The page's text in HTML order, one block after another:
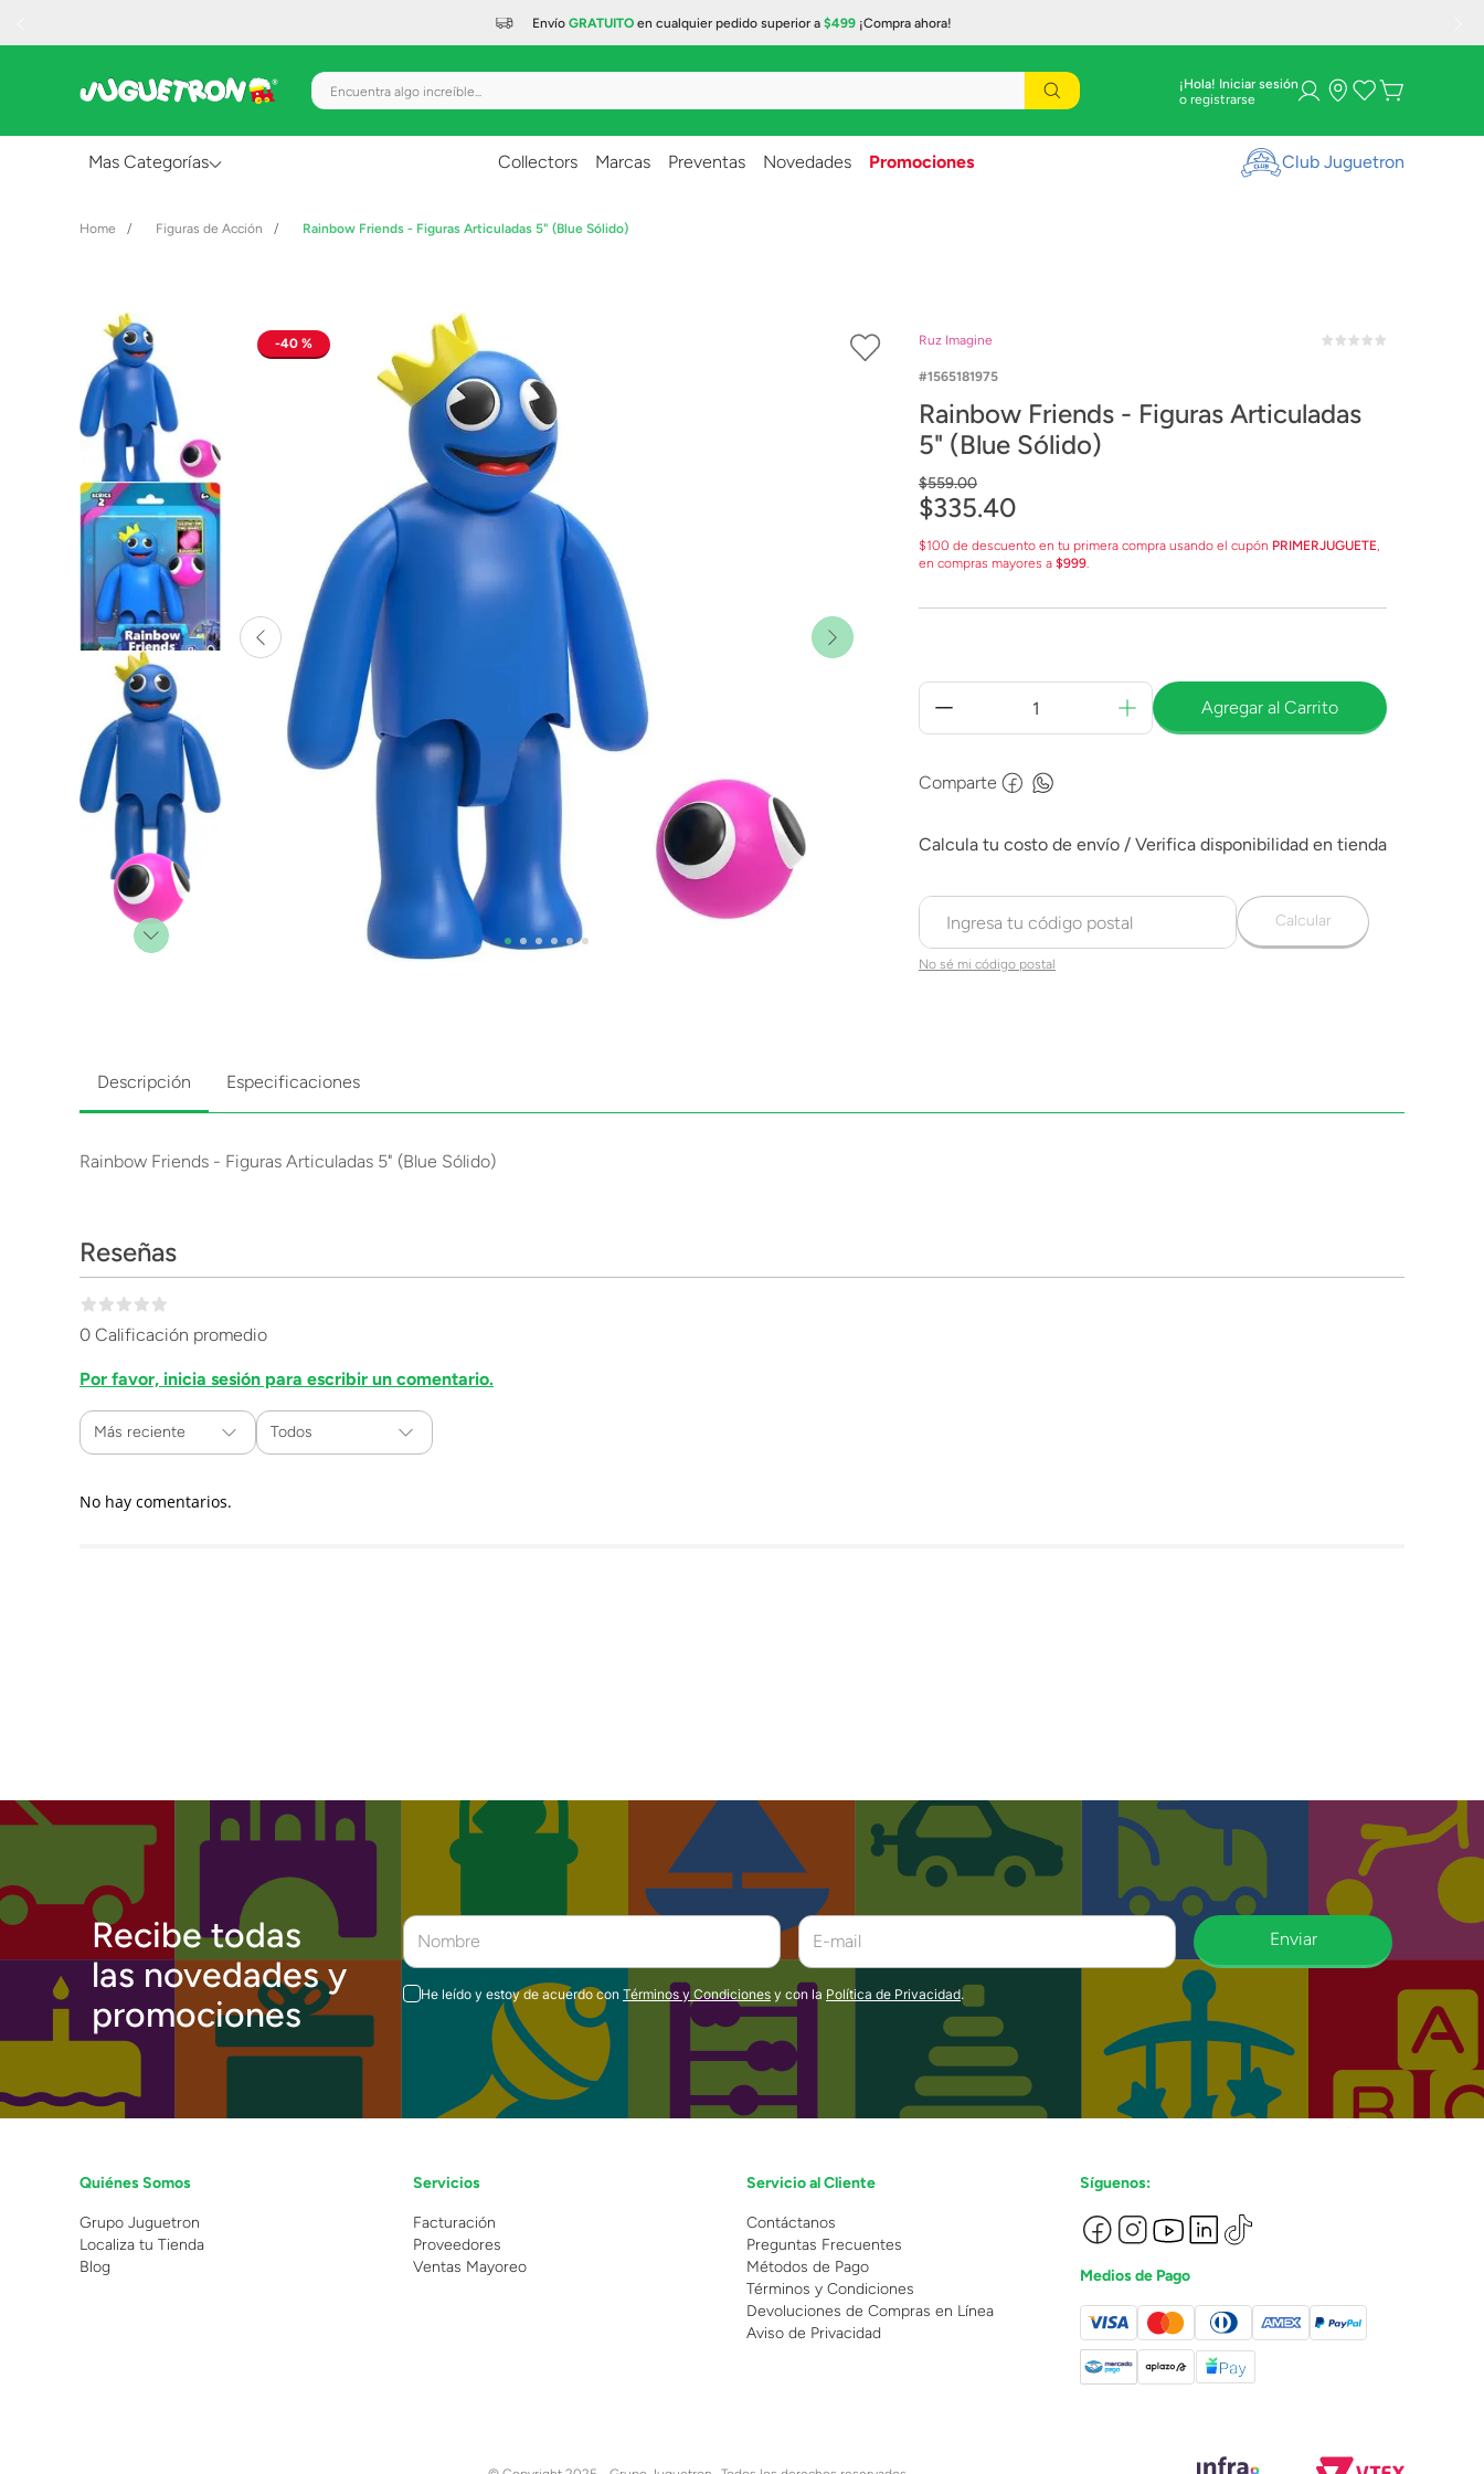
Envío GRATUITO en cualquier pedido superior a $499 ¡Compra ahora!
Encuentra algo increíble... ¡Hola! Iniciar sesión
Mas Categorías
Creatividad y Arte
Figuras de Acción
Gadgets y Electrónicos
Juegos de Mesa
Lanzadores
Muñecas
Construcción
Peluches
Vehículos y Pistas
Collectors Marcas Preventas Novedades Promociones Club Juguetron
Figuras de Acción Rainbow Friends - Figuras Articuladas 5" (Blue Sólido)
40 % Ruz Imagine
1565181975
Rainbow Friends - Figuras Articuladas
5" (Blue Sólido)
$559.00
$335.40
$100 de descuento en tu primera compra usando el cupón PRIMERJUGUETE,
en compras mayores a $999.
Agregar al Carrito
Comparte
No sé mi código postal
Calcular
Descripción Especificaciones
Rainbow Friends - Figuras Articuladas 5" (Blue Sólido)
Reseñas
0 Calificación promedio
Por favor, inicia sesión para escribir un comentario.
Más reciente Todos
No hay comentarios.
Recibe todas
las novedades y
promociones
Enviar
He leído y estoy de acuerdo con Términos y Condiciones y con la Política de Privacidad.
Quiénes Somos
Grupo Juguetron
Localiza tu Tienda
Blog
Servicios
Facturación
Proveedores
Ventas Mayoreo
Servicio al Cliente
Contáctanos
Preguntas Frecuentes
Métodos de Pago
Términos y Condiciones
Devoluciones de Compras en Línea
Aviso de Privacidad
Síguenos:
Medios de Pago